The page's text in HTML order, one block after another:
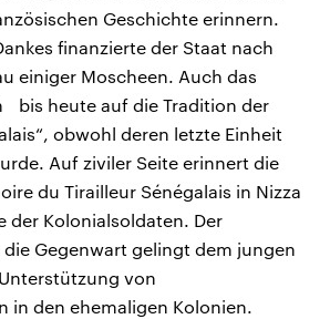
Geschichte erinnern.
finanzierte der Staat nach
einiger Moscheen. Auch das
bis heute auf die Tradition der
obwohl deren letzte Einheit
Auf ziviler Seite erinnert die
du Tirailleur Sénégalais in Nizza
der Kolonialsoldaten. Der
Gegenwart gelingt dem jungen
von
in den ehemaligen Kolonien.